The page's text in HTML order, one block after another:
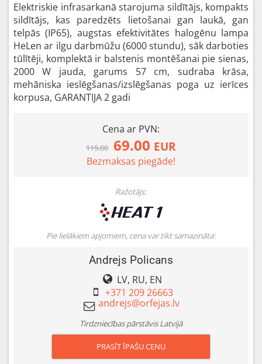
Elektriskie infrasarkanā starojuma sildītājs, kompakts
sildītājs, kas paredzēts lietošanai gan laukā, gan
telpās (IP65), augstas efektivitātes halogēnu lampa
HeLen ar ilgu darbmūžu (6000 stundu), sāk darboties
tūlītēji, komplektā ir balstenis montēšanai pie sienas,
2000 W jauda, garums 57 cm, sudraba krāsa,
mehāniska ieslēgšanas/izslēgšanas poga uz ierīces
korpusa, GARANTIJA 2 gadi
Cena ar PVN:
115.00 69.00 EUR
Bezmaksas piegāde!
Ražotājs:
Pie lielākiem apjomiem, cena var tikt samazināta:
Andrejs Policans
LV, RU, EN
+371 209 26663
Tirdzniecības pārstāvis Latvijā
PRASĪT ĪPAŠU CENU